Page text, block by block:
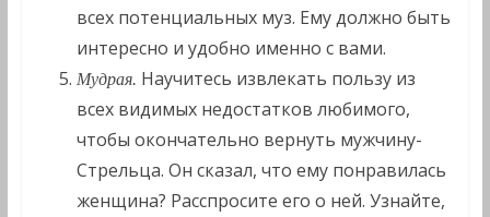
всех потенциальных муз. Ему должно быть
интересно и удобно именно с вами.
Мудрая. Научитесь извлекать пользу из
всех видимых недостатков любимого,
чтобы окончательно вернуть мужчину-
Стрельца. Он сказал, что ему понравилась
женщина? Расспросите его о ней. Узнайте,